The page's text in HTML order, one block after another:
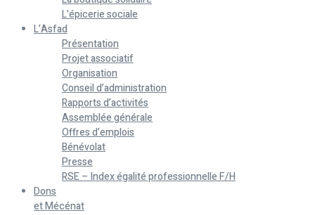
L’épicerie sociale
L’Asfad
Présentation
Projet associatif
Organisation
Conseil d’administration
Rapports d’activités
Assemblée générale
Offres d’emplois
Bénévolat
Presse
RSE – Index égalité professionnelle F/H
Dons
et Mécénat